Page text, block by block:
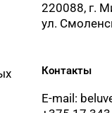
220088, г.
ул.
Контакты
E-mail: